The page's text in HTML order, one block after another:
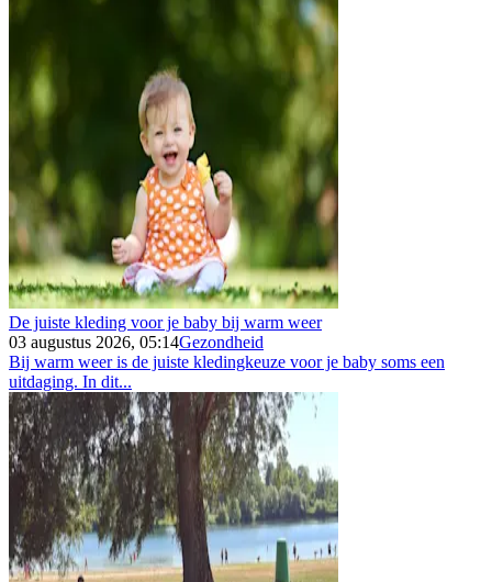
De juiste kleding voor je baby bij warm weer
03 augustus 2026, 05:14Gezondheid
Bij warm weer is de juiste kledingkeuze voor je baby soms een
uitdaging. In dit...